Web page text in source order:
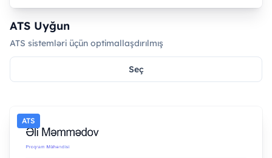
ATS Uyğun
ATS sistemləri üçün optimallaşdırılmış
Seç
ATS